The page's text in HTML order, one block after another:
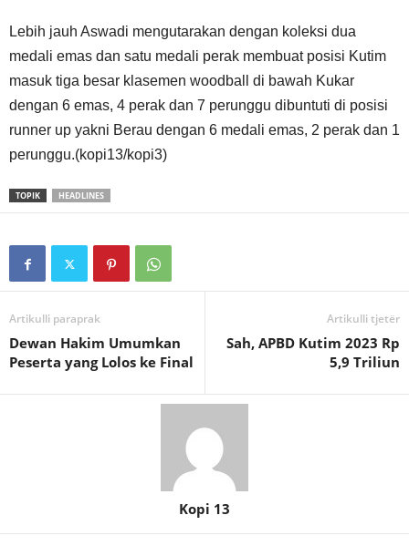
Lebih jauh Aswadi mengutarakan dengan koleksi dua
medali emas dan satu medali perak membuat posisi Kutim
masuk tiga besar klasemen woodball di bawah Kukar
dengan 6 emas, 4 perak dan 7 perunggu dibuntuti di posisi
runner up yakni Berau dengan 6 medali emas, 2 perak dan 1
perunggu.(kopi13/kopi3)
TOPIK HEADLINES
Artikulli paraprak
Dewan Hakim Umumkan
Peserta yang Lolos ke Final
Artikulli tjetër
Sah, APBD Kutim 2023 Rp
5,9 Triliun
Kopi 13